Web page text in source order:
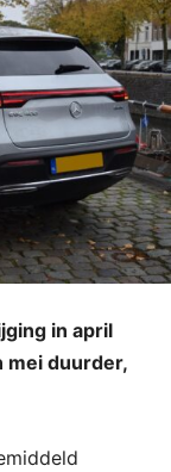
in april
mei duurder,